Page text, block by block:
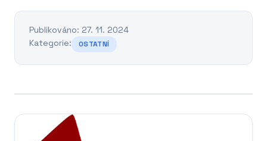
Publikováno: 27. 11. 2024
Kategorie:
OSTATNÍ